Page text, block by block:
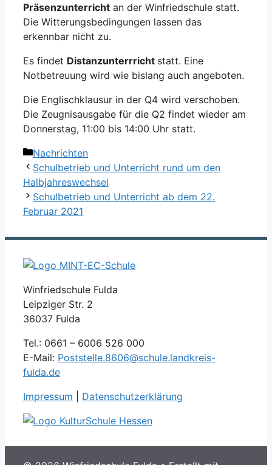
Präsenzunterricht an der Winfriedschule statt.
Die Witterungsbedingungen lassen das
erkennbar nicht zu.
Es findet Distanzunterrricht statt. Eine
Notbetreuung wird wie bislang auch angeboten.
Die Englischklausur in der Q4 wird verschoben.
Die Zeugnisausgabe für die Q2 findet wieder am
Donnerstag, 11:00 bis 14:00 Uhr statt.
Kategorien
Nachrichten
Schulbetrieb und Unterricht rund um den
Halbjahreswechsel
Schulbetrieb und Unterricht ab dem 22.
Februar 2021
Winfriedschule Fulda
Leipziger Str. 2
36037 Fulda
Tel.: 0661 – 6006 526 000
E-Mail: Poststelle.8606@schule.landkreis-
fulda.de
Impressum
Datenschutzerklärung